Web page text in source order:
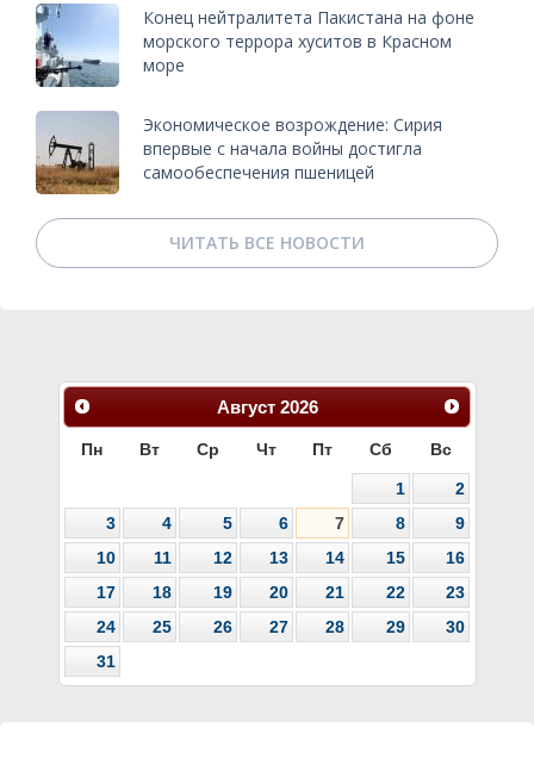
Конец нейтралитета Пакистана на фоне
морского террора хуситов в Красном
море
Экономическое возрождение: Сирия
впервые с начала войны достигла
самообеспечения пшеницей
ЧИТАТЬ ВСЕ НОВОСТИ
Август 2026
Пн Вт Ср Чт Пт Сб Вс
1
2
3
4 5 6 7 8
9
10
11 12 13 14 15
16
17
18 19 20 21 22
23
24
25 26 27 28 29
30
31